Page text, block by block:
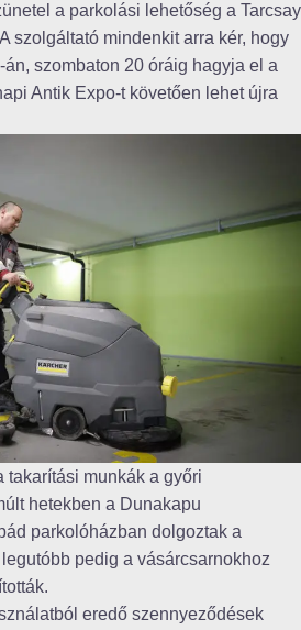
a parkolási lehetőség a Tarcsay
szolgáltató mindenkit arra kér, hogy
szombaton 20 óráig hagyja el a
Antik Expo-t követően lehet újra
takarítási munkák a győri
hetekben a Dunakapu
parkolóházban dolgoztak a
pedig a vásárcsarnokhoz
eredő szennyeződések